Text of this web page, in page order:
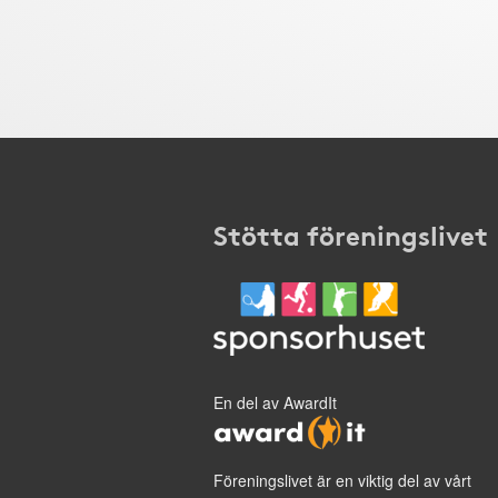
Stötta föreningslivet
En del av AwardIt
Föreningslivet är en viktig del av vårt